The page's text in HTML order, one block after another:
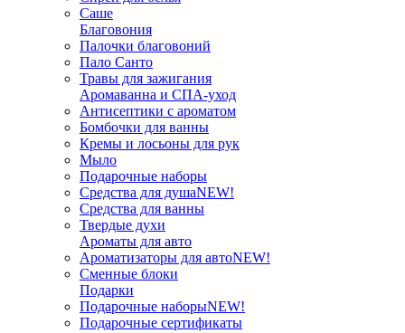
Саше
Благовония
Палочки благовоний
Пало Санто
Травы для зажигания
Аромаванна и СПА-уход
Антисептики с ароматом
Бомбочки для ванны
Кремы и лосьоны для рук
Мыло
Подарочные наборы
Средства для душаNEW!
Средства для ванны
Твердые духи
Ароматы для авто
Ароматизаторы для автоNEW!
Сменные блоки
Подарки
Подарочные наборыNEW!
Подарочные сертификаты